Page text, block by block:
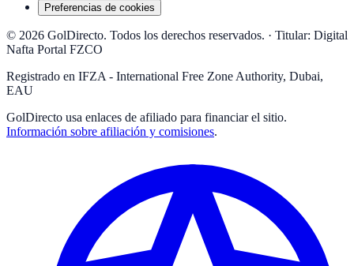
Preferencias de cookies
© 2026 GolDirecto. Todos los derechos reservados. · Titular: Digital
Nafta Portal FZCO
Registrado en IFZA - International Free Zone Authority, Dubai,
EAU
GolDirecto usa enlaces de afiliado para financiar el sitio.
Información sobre afiliación y comisiones.